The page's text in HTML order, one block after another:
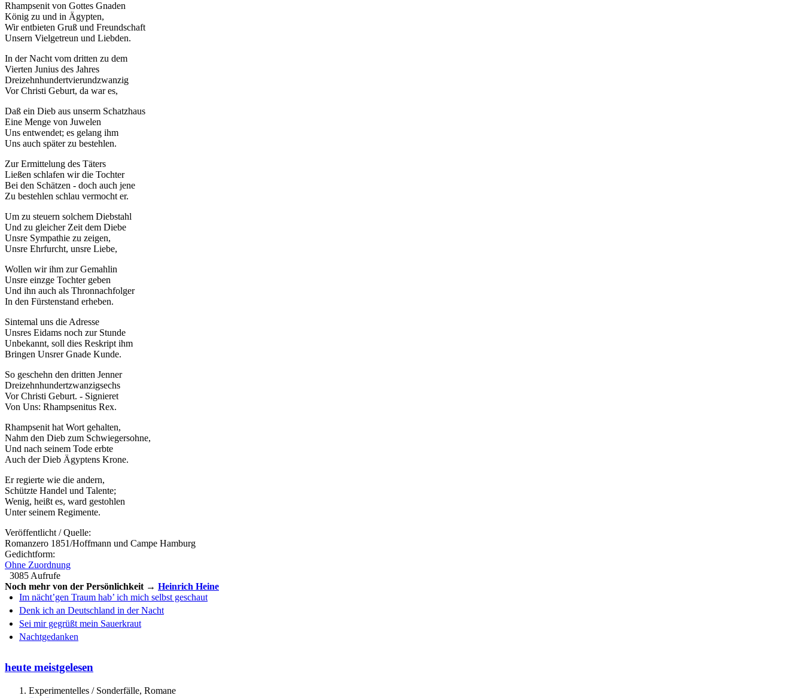
Rhampsenit von Gottes Gnaden
König zu und in Ägypten,
Wir entbieten Gruß und Freundschaft
Unsern Vielgetreun und Liebden.
In der Nacht vom dritten zu dem
Vierten Junius des Jahres
Dreizehnhundertvierundzwanzig
Vor Christi Geburt, da war es,
Daß ein Dieb aus unserm Schatzhaus
Eine Menge von Juwelen
Uns entwendet; es gelang ihm
Uns auch später zu bestehlen.
Zur Ermittelung des Täters
Ließen schlafen wir die Tochter
Bei den Schätzen - doch auch jene
Zu bestehlen schlau vermocht er.
Um zu steuern solchem Diebstahl
Und zu gleicher Zeit dem Diebe
Unsre Sympathie zu zeigen,
Unsre Ehrfurcht, unsre Liebe,
Wollen wir ihm zur Gemahlin
Unsre einzge Tochter geben
Und ihn auch als Thronnachfolger
In den Fürstenstand erheben.
Sintemal uns die Adresse
Unsres Eidams noch zur Stunde
Unbekannt, soll dies Reskript ihm
Bringen Unsrer Gnade Kunde.
So geschehn den dritten Jenner
Dreizehnhundertzwanzigsechs
Vor Christi Geburt. - Signieret
Von Uns: Rhampsenitus Rex.
Rhampsenit hat Wort gehalten,
Nahm den Dieb zum Schwiegersohne,
Und nach seinem Tode erbte
Auch der Dieb Ägyptens Krone.
Er regierte wie die andern,
Schützte Handel und Talente;
Wenig, heißt es, ward gestohlen
Unter seinem Regimente.
Veröffentlicht / Quelle:
Romanzero 1851/Hoffmann und Campe Hamburg
Gedichtform:
Ohne Zuordnung
3085 Aufrufe
Noch mehr von der Persönlichkeit → Heinrich Heine
Im nächt’gen Traum hab’ ich mich selbst geschaut
Denk ich an Deutschland in der Nacht
Sei mir gegrüßt mein Sauerkraut
Nachtgedanken
heute meistgelesen
Experimentelles / Sonderfälle, Romane